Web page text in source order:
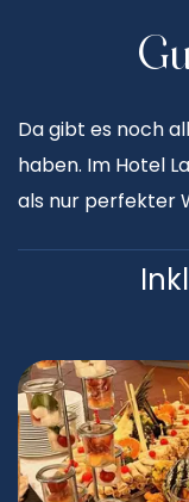
Da gibt es noch
haben. Im Hotel
als nur perfekter